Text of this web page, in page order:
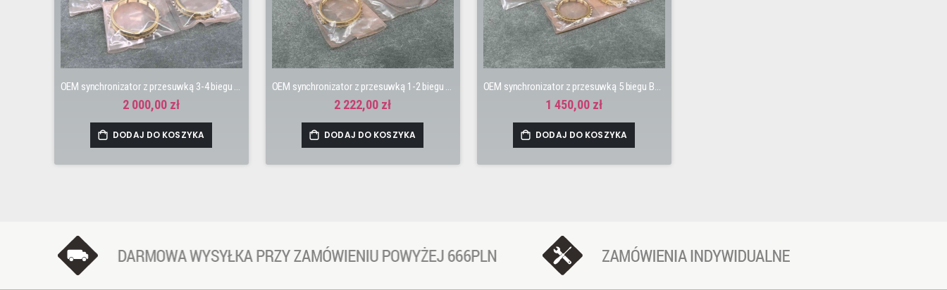
OEM synchronizator z przesuwką 3-4 biegu B16, B18, S9B, S80, H22, M2V5, U2Q7
2 000,00 zł
DODAJ DO KOSZYKA
OEM synchronizator z przesuwką 1-2 biegu B16, B18, S9B, S80
2 222,00 zł
DODAJ DO KOSZYKA
OEM synchronizator z przesuwką 5 biegu B16, B18, S9B, S80
1 450,00 zł
DODAJ DO KOSZYKA